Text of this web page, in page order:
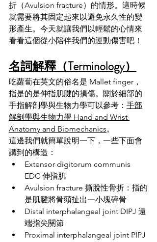
折（Avulsion fracture）的情形。這時候
就需要將其固定起來以避免永久性的變
形產生。今天就讓我們以輕鬆的心情來
看看這個從小陪伴我們的運動傷害吧！
名詞解釋（Terminology）
吃蘿蔔在英文的俗名是 Mallet finger，
指是的是伸指肌腱的損傷。關於細部的
手指解剖學與生物力學可以參考： 手部
解剖學與生物力學 Hand and Wrist
Anatomy and Biomechanics。
這邊我們就簡單說明一下，一些下面會
講到的構造：
Extensor digitorum communis
EDC 伸指肌
Avulsion fracture 撕脫性骨折：指的
是肌腱將骨頭扯出一小塊碎骨
Distal interphalangeal joint DIPJ 遠
端指尖關節
Proximal interphalangeal joint PIPJ